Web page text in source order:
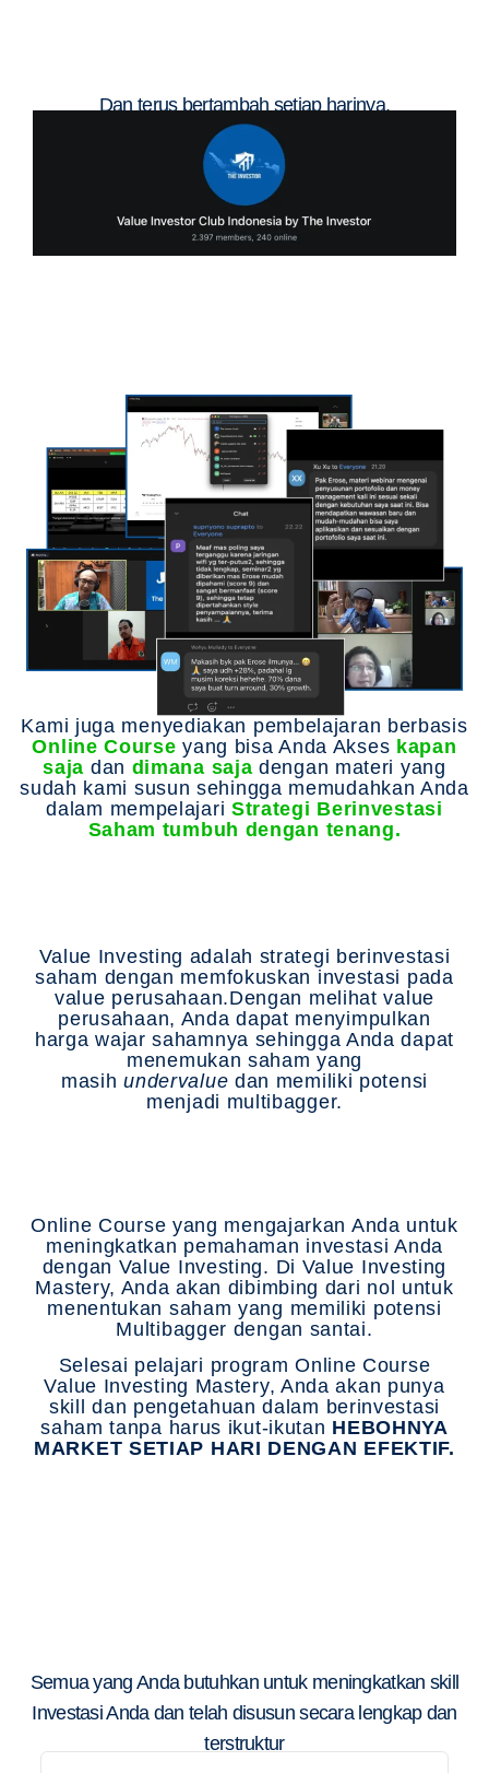
Dan terus bertambah setiap harinya.
Kami juga menyediakan pembelajaran berbasis
Online Courseyang bisa Anda Akses kapan
saja dan dimana sajadengan materi yang
sudah kami susun sehingga memudahkan Anda
dalam mempelajari Strategi Berinvestasi
Saham tumbuh dengan tenang.
Value Investing adalah strategi berinvestasi
saham dengan memfokuskan investasi pada
value perusahaan.Dengan melihat value
perusahaan, Anda dapat menyimpulkan
harga wajar sahamnya sehingga Anda dapat
menemukan saham yang
masihundervalue dan memiliki potensi
menjadi multibagger.
Online Course yang mengajarkan Anda untuk
meningkatkan pemahaman investasi Anda
dengan Value Investing. Di Value Investing
Mastery, Anda akan dibimbing dari nol untuk
menentukan saham yang memiliki potensi
Multibagger dengan santai.
Selesai pelajari program Online Course
Value Investing Mastery, Anda akan punya
skill dan pengetahuan dalam berinvestasi
saham tanpa harus ikut-ikutan HEBOHNYA
MARKET SETIAP HARI DENGAN EFEKTIF.
Semua yang Anda butuhkan untuk meningkatkan skill
Investasi Anda dan telah disusun secara lengkap dan
terstruktur